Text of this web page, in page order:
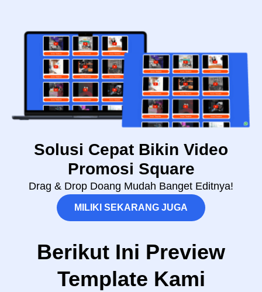
Solusi Cepat Bikin Video
Promosi Square
Drag & Drop Doang Mudah Banget Editnya!
MILIKI SEKARANG JUGA
Berikut Ini Preview
Template Kami